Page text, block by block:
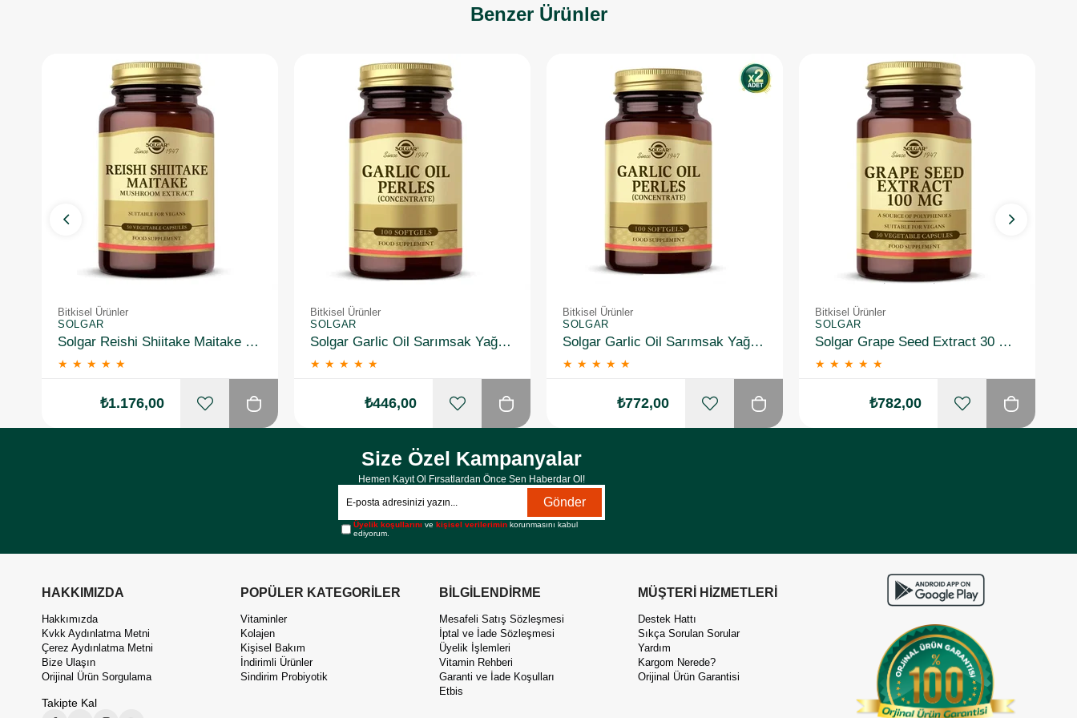
Benzer Ürünler
Bitkisel Ürünler
SOLGAR
Solgar Reishi Shiitake Maitake Mushroom Extract 50 Kapsül
★ ★ ★ ★ ★
₺1.176,00
Bitkisel Ürünler
SOLGAR
Solgar Garlic Oil Sarımsak Yağı 100 Kapsül
★ ★ ★ ★ ★
₺446,00
Bitkisel Ürünler
SOLGAR
Solgar Garlic Oil Sarımsak Yağı 100 Kapsül 2 Adet
★ ★ ★ ★ ★
₺772,00
Bitkisel Ürünler
SOLGAR
Solgar Grape Seed Extract 30 Kapsül
★ ★ ★ ★ ★
₺782,00
Size Özel Kampanyalar
Hemen Kayıt Ol Fırsatlardan Önce Sen Haberdar Ol!
Gönder
Üyelik koşullarını vekişisel verilerimin korunmasını kabul
ediyorum.
HAKKIMIZDA
Hakkımızda
Kvkk Aydınlatma Metni
Çerez Aydınlatma Metni
Bize Ulaşın
Orijinal Ürün Sorgulama
Takipte Kal
POPÜLER KATEGORİLER
Vitaminler
Kolajen
Kişisel Bakım
İndirimli Ürünler
Sindirim Probiyotik
BİLGİLENDİRME
Mesafeli Satış Sözleşmesi
İptal ve İade Sözleşmesi
Üyelik İşlemleri
Vitamin Rehberi
Garanti ve İade Koşulları
Etbis
MÜŞTERİ HİZMETLERİ
Destek Hattı
Sıkça Sorulan Sorular
Yardım
Kargom Nerede?
Orijinal Ürün Garantisi